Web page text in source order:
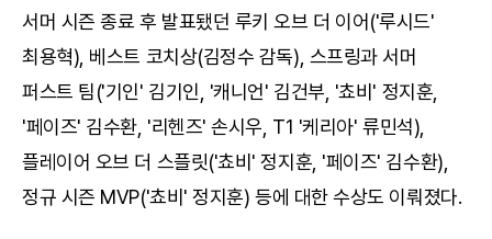
서머 시즌 종료 후 발표됐던 루키 오브 더 이어('루시드'
최용혁), 베스트 코치상(김정수 감독), 스프링과 서머
퍼스트 팀('기인' 김기인, '캐니언' 김건부, '쵸비' 정지훈,
'페이즈' 김수환, '리헨즈' 손시우, T1 '케리아' 류민석),
플레이어 오브 더 스플릿('쵸비' 정지훈, '페이즈' 김수환),
정규 시즌 MVP('쵸비' 정지훈) 등에 대한 수상도 이뤄졌다.